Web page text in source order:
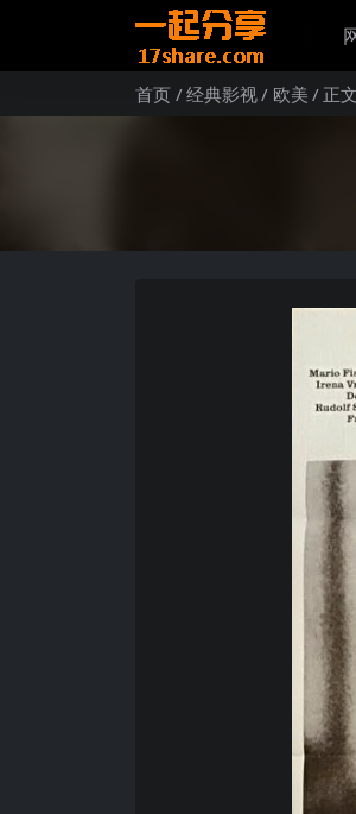
首页 经典影视 欧美 正文